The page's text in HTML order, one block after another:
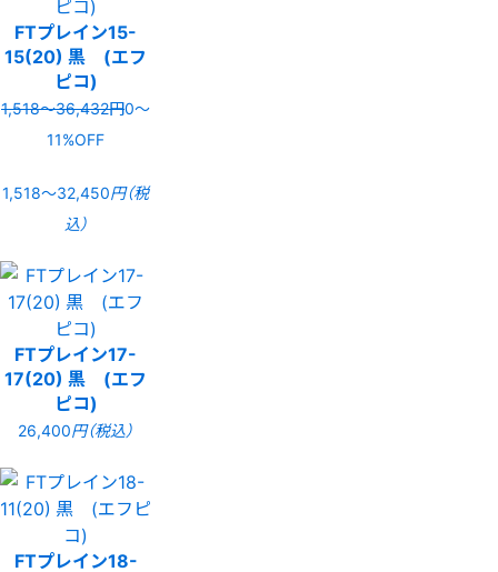
FTプレイン15-
15(20) 黒 (エフ
ピコ)
1,518〜36,432円0〜
11%OFF
1,518〜32,450円（税
込）
FTプレイン17-
17(20) 黒 (エフ
ピコ)
26,400円（税込）
FTプレイン18-